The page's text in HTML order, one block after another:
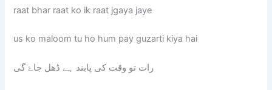
raat bhar raat ko ik raat jgaya jaye
us ko maloom tu ho hum pay guzarti kiya hai
رات تو وقت کی پابند ہے ڈھل جاۓ گی